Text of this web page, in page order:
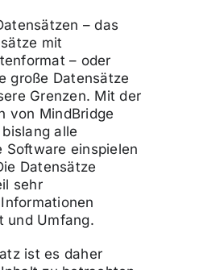
– das
mit
– oder
große Datensätze
Grenzen. Mit der
von MindBridge
alle
Software einspielen
Datensätze
sehr
und Umfang.
ist es daher